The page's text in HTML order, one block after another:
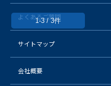
1-3 / 3件
よくあるご質問
サイトマップ
会社概要